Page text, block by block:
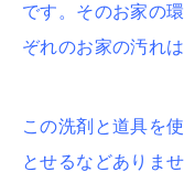
です。そのお家の
ぞれのお家の汚れは
この洗剤と道具を
とせるなどありま